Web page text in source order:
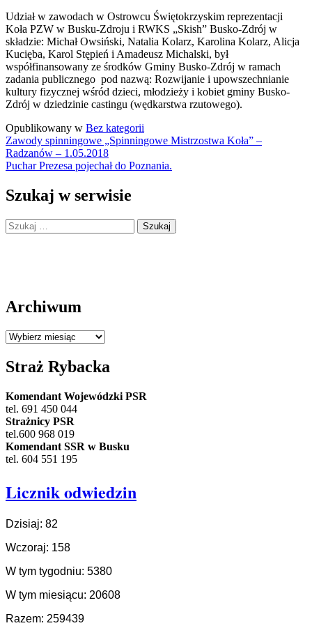
Udział w zawodach w Ostrowcu Świętokrzyskim reprezentacji
Koła PZW w Busku-Zdroju i RWKS „Skish” Busko-Zdrój w
składzie: Michał Owsiński, Natalia Kolarz, Karolina Kolarz, Alicja
Kucięba, Karol Stępień i Amadeusz Michalski, był
współfinansowany ze środków Gminy Busko-Zdrój w ramach
zadania publicznego pod nazwą: Rozwijanie i upowszechnianie
kultury fizycznej wśród dzieci, młodzieży i kobiet gminy Busko-
Zdrój w dziedzinie castingu (wędkarstwa rzutowego).
Opublikowany w Bez kategorii
Nawigacja
wpisu
Zawody spinningowe „Spinningowe Mistrzostwa Koła” –
Radzanów – 1.05.2018
Puchar Prezesa pojechał do Poznania.
Szukaj w serwisie
Szukaj:
Archiwum
Archiwum
Straż Rybacka
Komendant Wojewódzki PSR
tel. 691 450 044
Strażnicy PSR
tel.600 968 019
Komendant SSR w Busku
tel. 604 551 195
Licznik odwiedzin
Dzisiaj: 82
Wczoraj: 158
W tym tygodniu: 5380
W tym miesiącu: 20608
Razem: 259439